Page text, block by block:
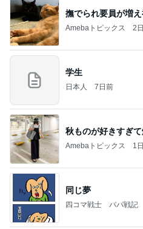
撫でられ要員が増
Amebaトピックス 2
学生
日本人 7日前
秋ものが好きすぎ
Amebaトピックス 1
同じ夢
四コマ戦士 パパ戦記